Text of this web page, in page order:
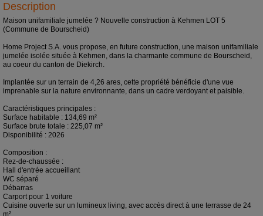
Description
Maison unifamiliale jumelée ? Nouvelle construction à Kehmen LOT 5
(Commune de Bourscheid)
Home Project S.A. vous propose, en future construction, une maison unifamiliale
jumelée isolée située à Kehmen, dans la charmante commune de Bourscheid,
au coeur du canton de Diekirch.
Implantée sur un terrain de 4,26 ares, cette propriété bénéficie d'une vue
imprenable sur la nature environnante, dans un cadre verdoyant et paisible.
Caractéristiques principales :
Surface habitable : 134,69 m²
Surface brute totale : 225,07 m²
Disponibilité : 2026
Composition :
Rez-de-chaussée :
Hall d'entrée accueillant
WC séparé
Débarras
Carport pour 1 voiture
Cuisine ouverte sur un lumineux living, avec accès direct à une terrasse de 24